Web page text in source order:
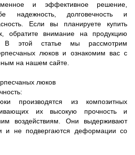
и эффективное решение,
надежность, долговечность и
Если вы планируете купить
обратите внимание на продукцию
В этой статье мы рассмотрим
люков и ознакомим вас с
на нашем сайте.
люков
производятся из композитных
их высокую прочность и
воздействиям. Они выдерживают
и не подвергаются деформации со